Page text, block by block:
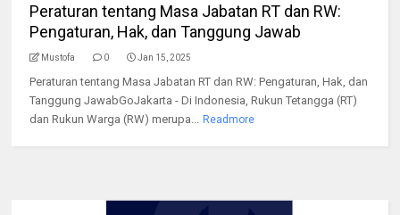
Peraturan tentang Masa Jabatan RT dan RW:
Pengaturan, Hak, dan Tanggung Jawab
Mustofa 0 Jan 15, 2025
Peraturan tentang Masa Jabatan RT dan RW: Pengaturan, Hak, dan
Tanggung JawabGoJakarta - Di Indonesia, Rukun Tetangga (RT)
dan Rukun Warga (RW) merupa...
Readmore